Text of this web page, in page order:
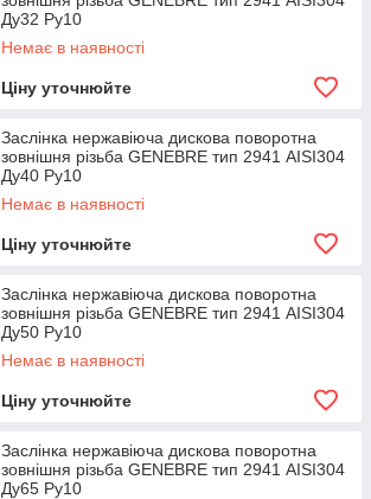
Ду32 Ру10
Немає в наявності
Ціну уточнюйте
Заслінка нержавіюча дискова поворотна
зовнішня різьба GENEBRE тип 2941 AISI304
Ду40 Ру10
Немає в наявності
Ціну уточнюйте
Заслінка нержавіюча дискова поворотна
зовнішня різьба GENEBRE тип 2941 AISI304
Ду50 Ру10
Немає в наявності
Ціну уточнюйте
Заслінка нержавіюча дискова поворотна
зовнішня різьба GENEBRE тип 2941 AISI304
Ду65 Ру10